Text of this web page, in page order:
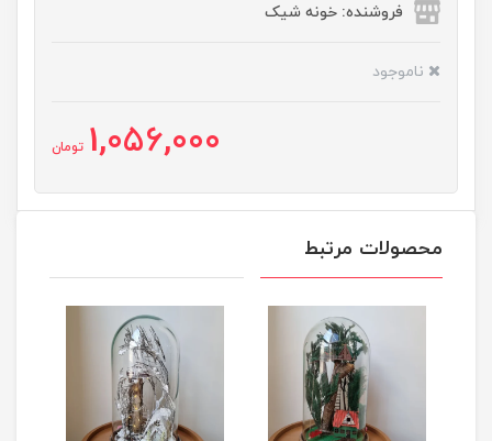
فروشنده: خونه شیک
ناموجود
1,056,000 تومان
محصولات مرتبط